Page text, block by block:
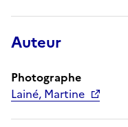
Auteur
Photographe
Lainé, Martine